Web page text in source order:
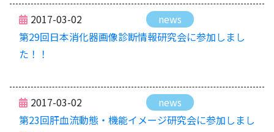
2017-03-02
news
第29回日本消化器画像診断情報研究会に参加しまし
た！！
2017-03-02
news
第23回肝血流動態・機能イメージ研究会に参加しまし